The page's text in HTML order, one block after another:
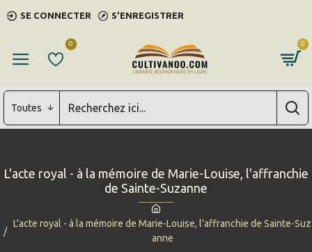
SE CONNECTER S'ENREGISTRER
0 0
Toutes
L'acte royal - à la mémoire de Marie-Louise, l'affranchie de Sainte-Suz
anne
L'acte royal - à la mémoire de Marie-Louise, l'affranchie
de Sainte-Suzanne